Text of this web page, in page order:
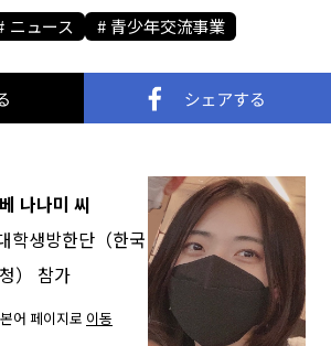
ニュース 青少年交流事業
나나미 씨
생방한단（한국
） 참가
어 페이지로 이동 ●●